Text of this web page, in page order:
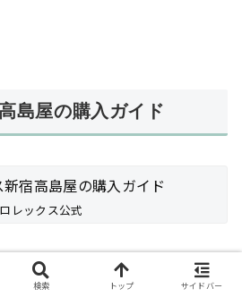
島屋の購入ガイド
ロレックス公式
クス新宿高島屋で購入を検討
検索 トップ サイドバー